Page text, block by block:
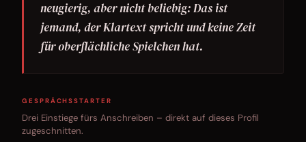
neugierig, aber nicht beliebig: Das ist
jemand, der Klartext spricht und keine Zeit
für oberflächliche Spielchen hat.
GESPRÄCHSSTARTER
Drei Einstiege fürs Anschreiben – direkt auf dieses Profil
zugeschnitten.